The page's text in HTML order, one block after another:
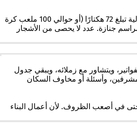
: بالإضافة إلى الملابس، تختلف (أحيانًا) أيضًا المسميات الوظيفية الفردية. لكن حجم العمل يظل كما هو. وهذا أمر صعب. 14 مقبرة بمساحة إجمالية تبلغ 72 هكتارًا (أو حوالي 100 ملعب كرة
إلى حوالي 150.000 متر مربع من المساحات المخصصة للممرات والمباني. ما يصل إلى 1000 قبر جديد سنويًا. حوالي 2000 جنازة سنويًا وأكثر من 1000 مراسم جنازة. عدد لا يحصى من الأشجار
ويتشاور مع زملائه، ويبقي جدول
وأسئلة أو مخاوف السكان
في أصعب الظروف. لأن أعمال البناء